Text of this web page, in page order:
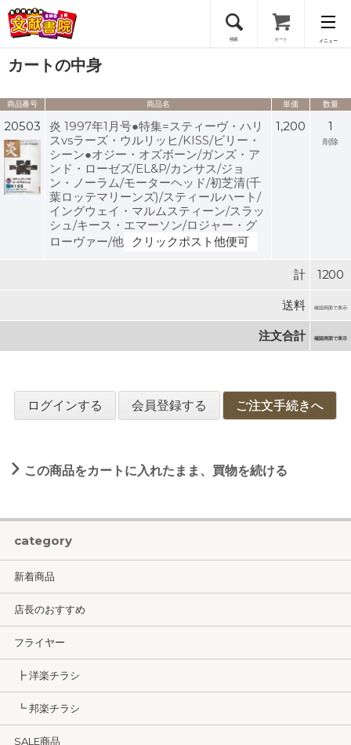
検索 カート メニュー
会員登録
ログイン
カートの中身
商品番号 商品名 単価 数量
20503
炎 1997年1月号●特集=スティーヴ・ハリ
スvsラーズ・ウルリッヒ/KISS/ビリー・
シーン●オジー・オズボーン/ガンズ・ア
ンド・ローゼズ/EL&P/カンサス/ジョ
ン・ノーラム/モーターヘッド/初芝清(千
葉ロッテマリーンズ)/スティールハート/
イングウェイ・マルムスティーン/スラッ
シュ/キース・エマーソン/ロジャー・グ
ローヴァー/他
クリックポスト他便可
1,200 1
削除
計 1200
送料 確認画面で表示
注文合計 確認画面で表示
ログインする 会員登録する ご注文手続きへ
この商品をカートに入れたまま、買物を続ける
category
新着商品
店長のおすすめ
フライヤー
┣ 洋楽チラシ
┗ 邦楽チラシ
SALE商品